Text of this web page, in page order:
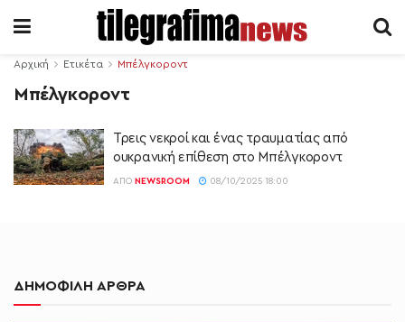
Αρχική Ετικέτα Μπέλγκοροντ
Μπέλγκοροντ
Τρεις νεκροί και ένας τραυματίας από
ουκρανική επίθεση στο Μπέλγκοροντ
ΑΠΌ NEWSROOM 08/10/2025 18:00
ΔΗΜΟΦΙΛΗ ΑΡΘΡΑ